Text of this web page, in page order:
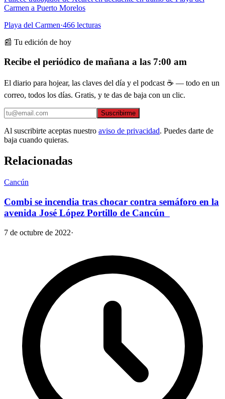
Carmen a Puerto Morelos
Playa del Carmen·466 lecturas
📰 Tu edición de hoy
Recibe el periódico de mañana a las 7:00 am
El diario para hojear, las claves del día y el podcast ☕ — todo en un
correo, todos los días. Gratis, y te das de baja con un clic.
Suscribirme
Al suscribirte aceptas nuestro aviso de privacidad. Puedes darte de
baja cuando quieras.
Relacionadas
Cancún
Combi se incendia tras chocar contra semáforo en la
avenida José López Portillo de Cancún
7 de octubre de 2022·